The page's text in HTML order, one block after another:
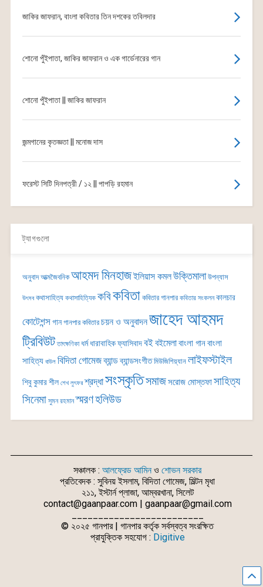
জাকির জাফরান, বাংলা কবিতার তিন দশকের তবিলদার
শোনো পুঁইপাতা, জাকির জাফরান ও এক গার্ডেনারের গান
শোনো পুঁইপাতা || জাকির জাফরান
জন্মগানের কৃতজ্ঞতা || মনোজ দাস
ফরেস্ট সিটি দিনপত্রী / ১২ || পাপড়ি রহমান
ট্যাগগুলো
অনুবাদ আত্মজৈবনিক আহমদ মিনহাজইলিয়াস কমলউক্তিমালা উপন্যাস
উৎসব কথাসাহিত্য কথাসাহিত্যিক কবিকবিতা কবিতার গানপার কবিতার সংকলন কালচার
কোটেশন্সগান গানপার কবিতার চয়ন ও অনুবাদনজাহেদ আহমদ
ট্রিবিউট তাৎক্ষণিকা ধর্ম ধারাবাহিকফ্যাসিবাদবইবইমেলাবাংলা গানবাংলা
সাহিত্য বাউল বিদিতা গোমেজব্যান্ডব্যান্ডসংগীত মিউজিশিয়্যান লাইফস্টাইল
শিবু কুমার শীল শেখ লুৎফর শ্রদ্ধাসংস্কৃতিসমাজসরোজ মোস্তফাসাহিত্য
সিনেমা সুমন রহমান স্মরণহলিউড
সঞ্চালক : আলফ্রেড আমিনও শোভন সরকার
প্রতিবেদক : সুবিনয় ইসলাম, বিদিতা গোমেজ, মিল্টন মৃধা
২১১, ইস্টার্ন প্লাজা, আম্বরখানা, সিলেট
contact@gaanpaar.com | gaanpaar@gmail.com
© ২০২৫ গানপার | গানপার কর্তৃক সর্বস্বত্ব সংরক্ষিত
প্রাযুক্তিক সহযোগ : Digitive